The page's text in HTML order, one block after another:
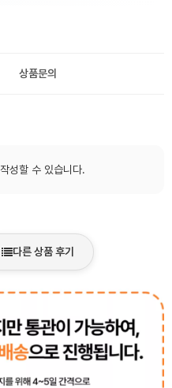
상품문의
성할 수 있습니다.
다른 상품 후기